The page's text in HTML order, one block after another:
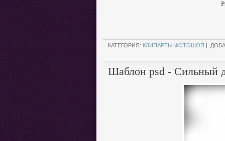
КАТЕГОРИЯ: КЛИПАРТЫ ФОТОШОП |
Шаблон psd - Сильный